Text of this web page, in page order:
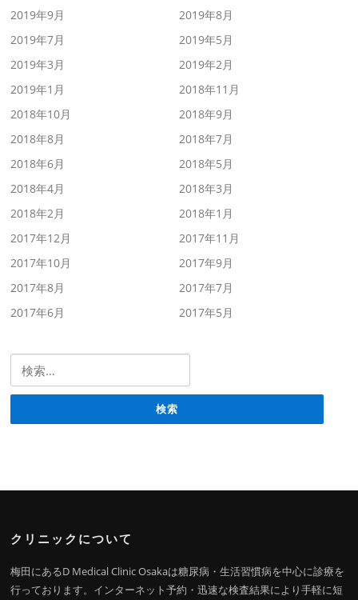
2019年9月
2019年8月
2019年7月
2019年5月
2019年3月
2019年2月
2019年1月
2018年11月
2018年10月
2018年9月
2018年8月
2018年7月
2018年6月
2018年5月
2018年4月
2018年3月
2018年2月
2018年1月
2017年12月
2017年11月
2017年10月
2017年9月
2017年8月
2017年7月
2017年6月
2017年5月
検索:
クリニックについて
梅田にあるD Medical Clinic Osakaは糖尿病・生活習慣病を中心に診療を
行っております。インターネット予約・迅速な検査結果により手軽に短